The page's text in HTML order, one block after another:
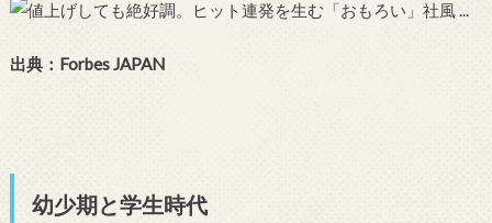
出典：Forbes JAPAN
幼少期と学生時代